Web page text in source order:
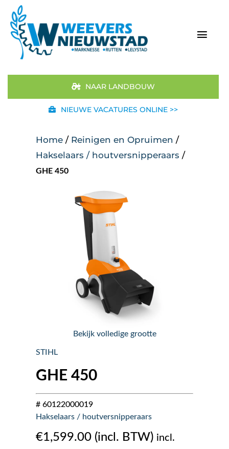
naar
inhoud
Aanbod
STIHL
Werkplaats
Nieuws
Over ons
Vacatures
Tuin & Park Contact
NAAR LANDBOUW
NIEUWE VACATURES ONLINE >>
Home / Reinigen en Opruimen /
Hakselaars / houtversnipperaars /
GHE 450
Bekijk volledige grootte
STIHL
GHE 450
# 60122000019
Hakselaars / houtversnipperaars
€1,599.00
incl.